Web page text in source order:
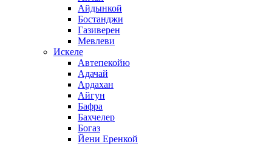
Айдынкой
Бостанджи
Газиверен
Мевлеви
Искеле
Автепекойю
Адачай
Ардахан
Айгун
Бафра
Бахчелер
Богаз
Йени Еренкой